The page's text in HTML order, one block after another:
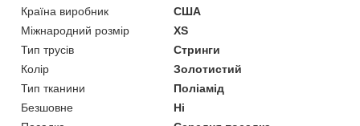
Країна виробник
США
Міжнародний розмір
XS
Тип трусів
Стринги
Колір
Золотистий
Тип тканини
Поліамід
Безшовне
Ні